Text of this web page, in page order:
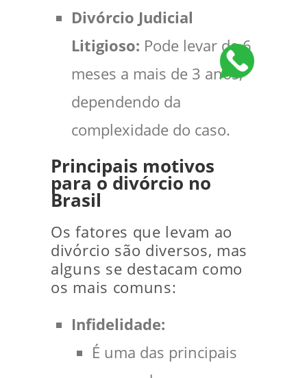
Divórcio Judicial
Litigioso: Pode levar de 6
meses a mais de 3 anos,
dependendo da
complexidade do caso.
Principais motivos
para o divórcio no
Brasil
Os fatores que levam ao
divórcio são diversos, mas
alguns se destacam como
os mais comuns:
Infidelidade:
É uma das principais